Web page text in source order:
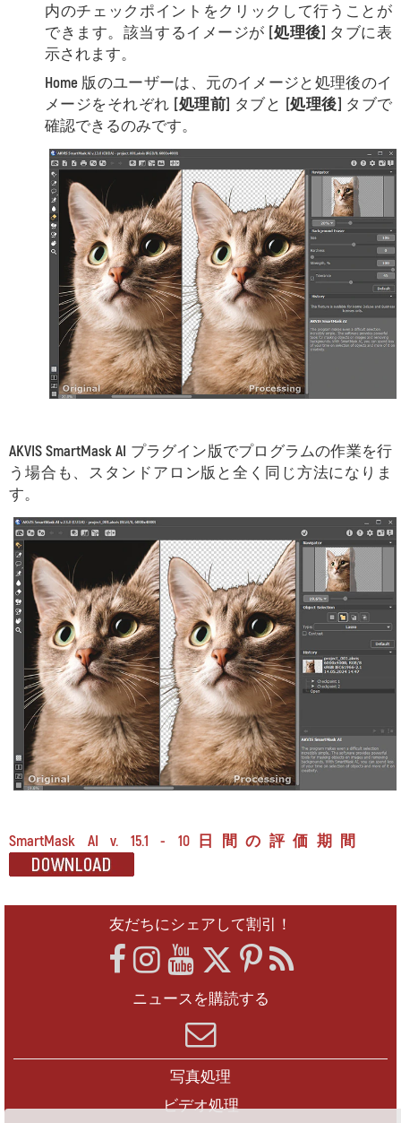
内のチェックポイントをクリックして行うことが
できます。該当するイメージが [処理後] タブに表
示されます。
Home 版のユーザーは、元のイメージと処理後のイ
メージをそれぞれ [処理前] タブと [処理後] タブで
確認できるのみです。
AKVIS SmartMask AI プラグイン版でプログラムの作業を行
う場合も、スタンドアロン版と全く同じ方法になりま
す。
SmartMask AI v. 15.1 - 10日間の評価期間
友だちにシェアして割引！
ニュースを購読する
写真処理
ビデオ処理